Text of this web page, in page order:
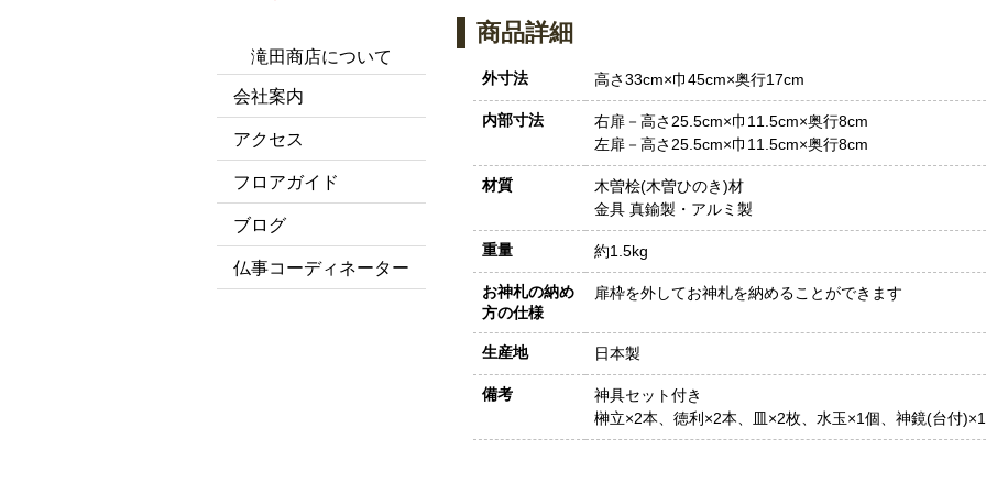
商品詳細
外寸法 高さ33cm×巾45cm×奥行17cm
内部寸法
右扉－高さ25.5cm×巾11.5cm×奥行8cm
左扉－高さ25.5cm×巾11.5cm×奥行8cm
材質
木曽桧(木曽ひのき)材
金具 真鍮製・アルミ製
重量 約1.5kg
お神札の納め
方の仕様
扉枠を外してお神札を納めることができます
生産地 日本製
備考
神具セット付き
榊立×2本、徳利×2本、皿×2枚、水玉×1個、神鏡(台付
滝田商店について
会社案内
アクセス
フロアガイド
ブログ
仏事コーディネーター